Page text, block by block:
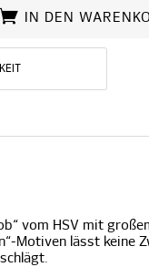
IN DEN
vom HSV mit
Motiven lässt keine